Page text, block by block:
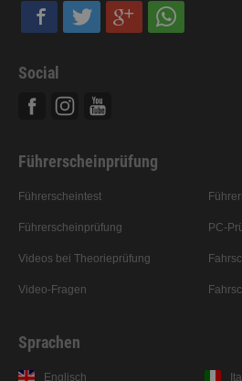
Social
Führerscheinprüfung
Führerscheintest
Führerscheinprüfung
Videos bei Theorieprüfung
Video-Fragen
PC-
Sprachen
Englisch